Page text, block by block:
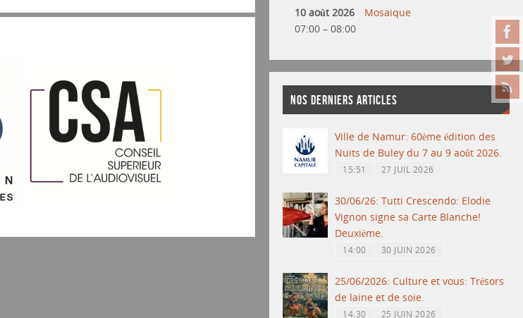
10 août 2026
07:00 – 08:00
Mosaique
NOS DERNIERS ARTICLES
Ville de Namur: 60ème édition des
Nuits de Buley du 7 au 9 août 2026.
15:51 27 JUIL 2026
30/06/26: Tutti Crescendo: Elodie
Vignon signe sa Carte Blanche!
Deuxième.
14:00 30 JUIN 2026
25/06/2026: Culture et vous: Trésors
de laine et de soie.
14:30 25 JUIN 2026